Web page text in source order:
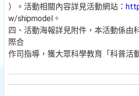
）。活動相關內容詳見活動網站：
w/shipmodel。
四、活動海報詳見附件，本活動係由
際合
作司指導，獲大眾科學教育「科普活